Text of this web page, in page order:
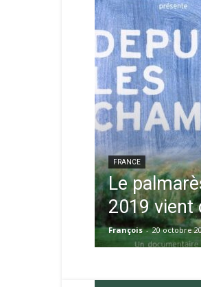
FRANCE
Le
2019 vient
François - 20 octobre